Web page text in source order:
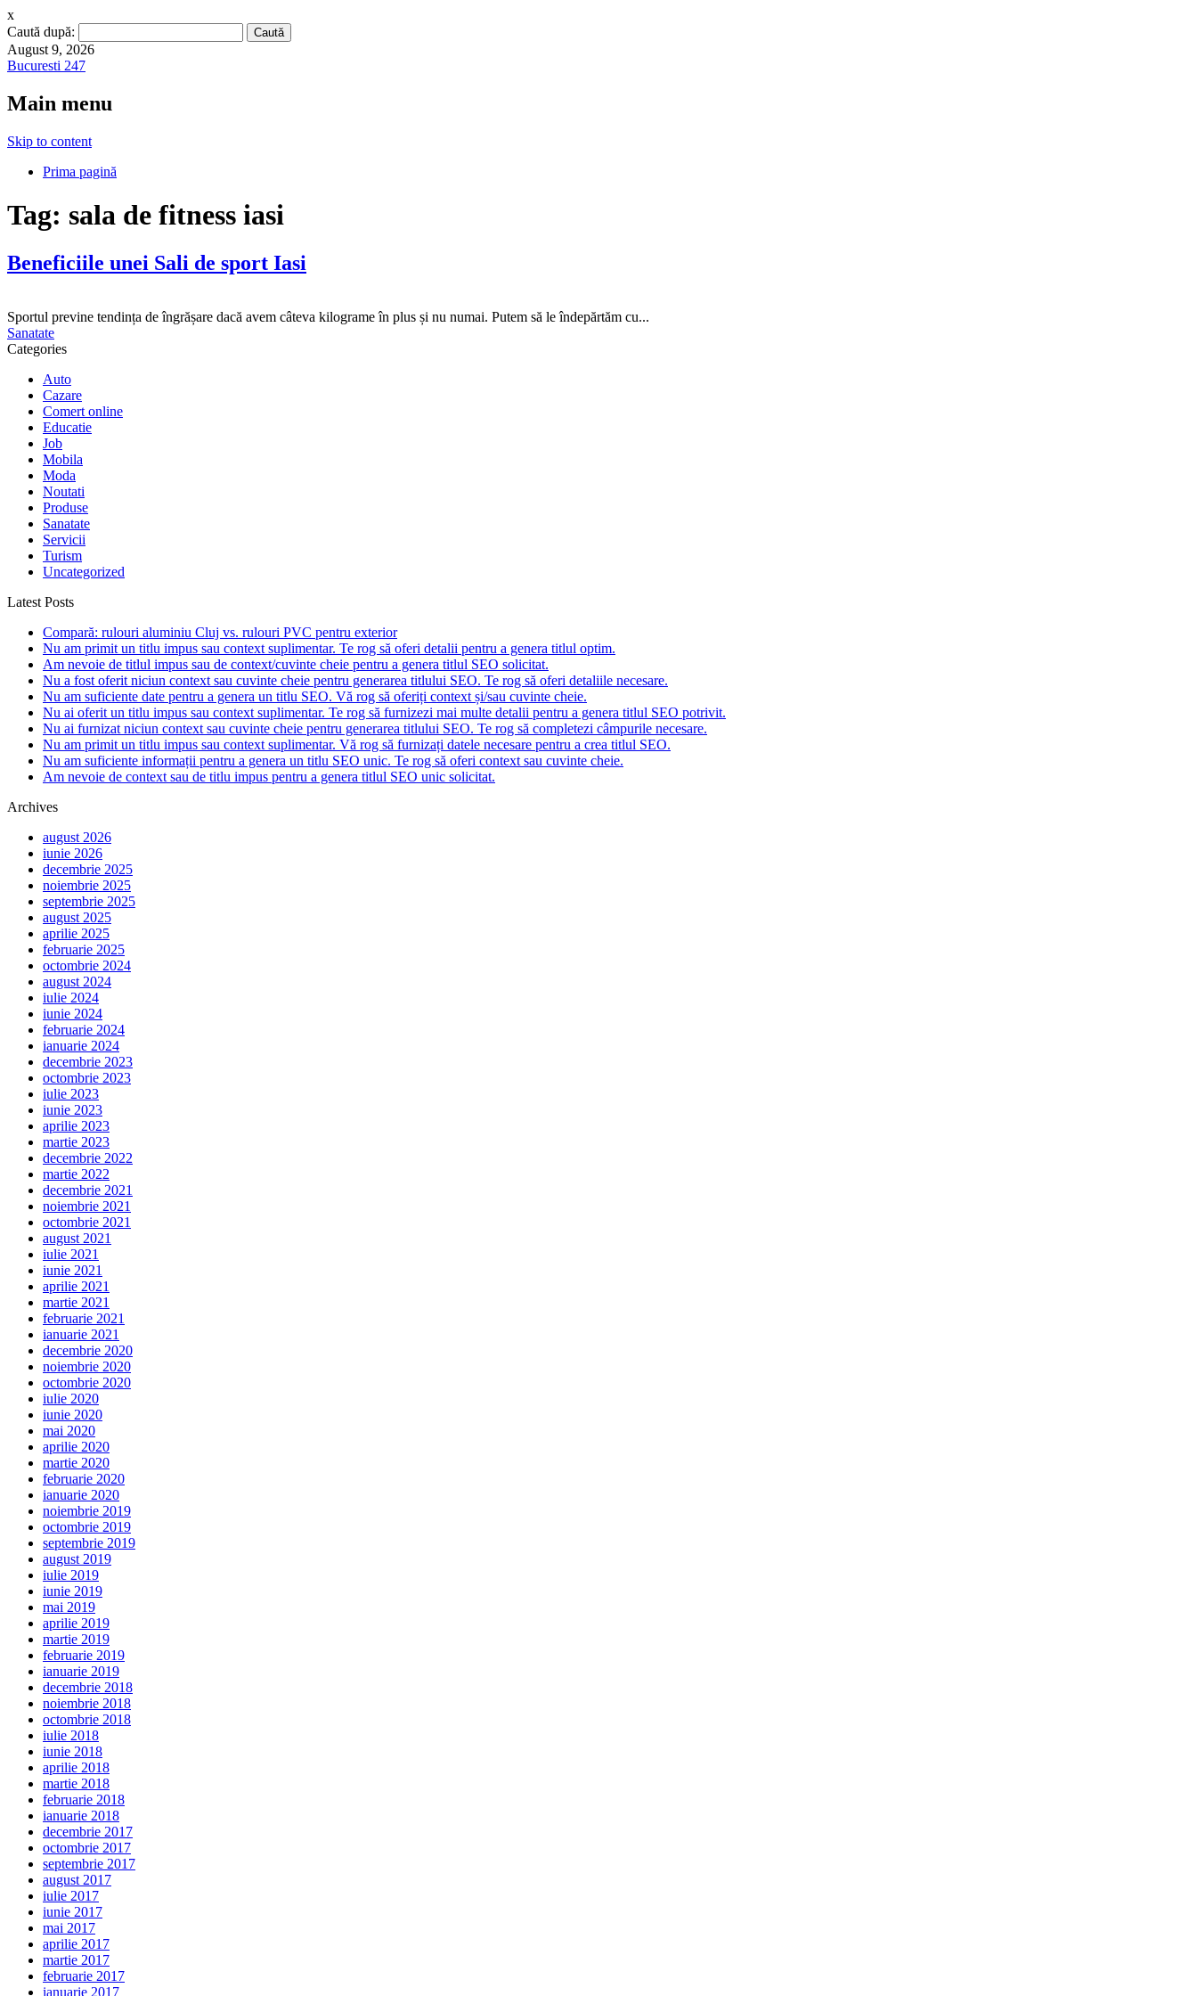
x
Caută după:
August 9, 2026
Bucuresti 247
Main menu
Skip to content
Prima pagină
Tag: sala de fitness iasi
Beneficiile unei Sali de sport Iasi
Sportul previne tendința de îngrășare dacă avem câteva kilograme în plus și nu numai. Putem să le îndepărtăm cu...
Sanatate
Categories
Auto
Cazare
Comert online
Educatie
Job
Mobila
Moda
Noutati
Produse
Sanatate
Servicii
Turism
Uncategorized
Latest Posts
Compară: rulouri aluminiu Cluj vs. rulouri PVC pentru exterior
Nu am primit un titlu impus sau context suplimentar. Te rog să oferi detalii pentru a genera titlul optim.
Am nevoie de titlul impus sau de context/cuvinte cheie pentru a genera titlul SEO solicitat.
Nu a fost oferit niciun context sau cuvinte cheie pentru generarea titlului SEO. Te rog să oferi detaliile necesare.
Nu am suficiente date pentru a genera un titlu SEO. Vă rog să oferiți context și/sau cuvinte cheie.
Nu ai oferit un titlu impus sau context suplimentar. Te rog să furnizezi mai multe detalii pentru a genera titlul SEO potrivit.
Nu ai furnizat niciun context sau cuvinte cheie pentru generarea titlului SEO. Te rog să completezi câmpurile necesare.
Nu am primit un titlu impus sau context suplimentar. Vă rog să furnizați datele necesare pentru a crea titlul SEO.
Nu am suficiente informații pentru a genera un titlu SEO unic. Te rog să oferi context sau cuvinte cheie.
Am nevoie de context sau de titlu impus pentru a genera titlul SEO unic solicitat.
Archives
august 2026
iunie 2026
decembrie 2025
noiembrie 2025
septembrie 2025
august 2025
aprilie 2025
februarie 2025
octombrie 2024
august 2024
iulie 2024
iunie 2024
februarie 2024
ianuarie 2024
decembrie 2023
octombrie 2023
iulie 2023
iunie 2023
aprilie 2023
martie 2023
decembrie 2022
martie 2022
decembrie 2021
noiembrie 2021
octombrie 2021
august 2021
iulie 2021
iunie 2021
aprilie 2021
martie 2021
februarie 2021
ianuarie 2021
decembrie 2020
noiembrie 2020
octombrie 2020
iulie 2020
iunie 2020
mai 2020
aprilie 2020
martie 2020
februarie 2020
ianuarie 2020
noiembrie 2019
octombrie 2019
septembrie 2019
august 2019
iulie 2019
iunie 2019
mai 2019
aprilie 2019
martie 2019
februarie 2019
ianuarie 2019
decembrie 2018
noiembrie 2018
octombrie 2018
iulie 2018
iunie 2018
aprilie 2018
martie 2018
februarie 2018
ianuarie 2018
decembrie 2017
octombrie 2017
septembrie 2017
august 2017
iulie 2017
iunie 2017
mai 2017
aprilie 2017
martie 2017
februarie 2017
ianuarie 2017